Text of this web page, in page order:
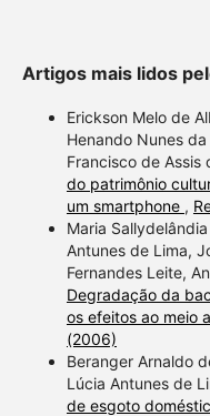
Artigos mais lidos
Erickson Melo de
Henando Nunes
Francisco de Assis
do patrimônio
um smartphone ,
Maria
Antunes de Lima,
Fernandes Leite,
Degradação da
os efeitos ao meio
(2006)
Beranger Arnaldo
Lúcia Antunes de
de esgoto